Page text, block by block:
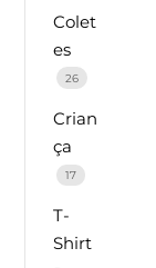
Colet
es
26
Crian
ça
17
T-
Shirt